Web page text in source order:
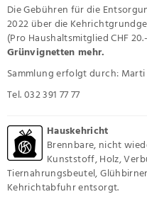
Die Gebühren für die
2022 über die
(Pro Haushaltsmitglied CHF
Grünvignetten mehr.
Sammlung erfolgt durch:
Tel. 032 391 77 77
Hauskehricht
Brennbare, nicht
Kunststoff, Holz,
Tiernahrungsbeutel,
Kehrichtabfuhr entsorgt.